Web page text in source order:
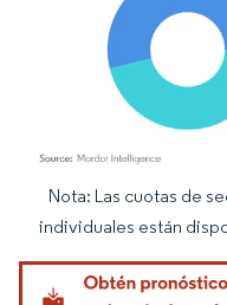
Imagen © Mordor Intelligence.
Nota: Las cuotas de
individuales están